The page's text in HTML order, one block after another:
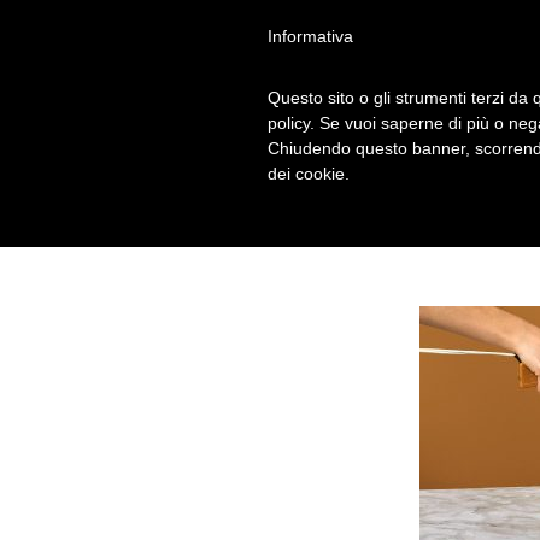
LA
Informativa
Questo sito o gli strumenti terzi da
policy. Se vuoi saperne di più o
Chiudendo questo banner,
dei cookie.